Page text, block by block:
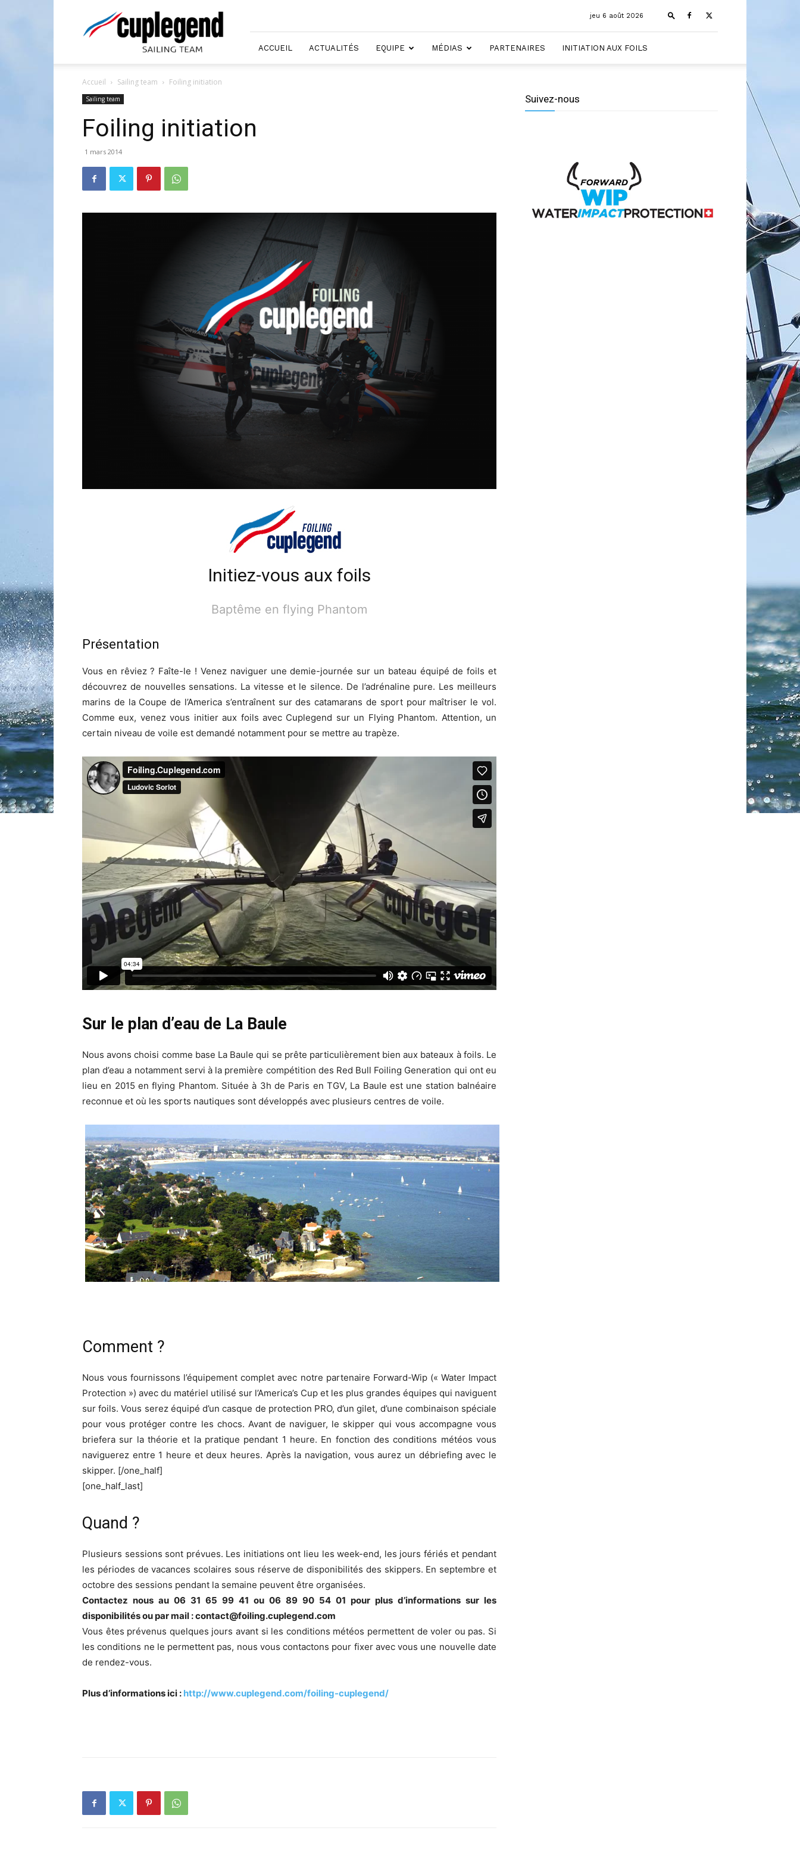
Cuplegend
jeu 6 août 2026
ACCUEIL ACTUALITÉS EQUIPE MÉDIAS PARTENAIRES INITIATION AUX FOILS
Accueil Sailing team Foiling initiation
Sailing team
Foiling initiation
1 mars 2014
Initiez-vous aux foils
Baptême en flying Phantom
Présentation
Vous en rêviez ? Faîte-le ! Venez naviguer une demie-journée sur un bateau équipé de foils et
découvrez de nouvelles sensations. La vitesse et le silence. De l’adrénaline pure. Les meilleurs
marins de la Coupe de l’America s’entraînent sur des catamarans de sport pour maîtriser le vol.
Comme eux, venez vous initier aux foils avec Cuplegend sur un Flying Phantom. Attention, un
certain niveau de voile est demandé notamment pour se mettre au trapèze.
Sur le plan d’eau de La Baule
Nous avons choisi comme base La Baule qui se prête particulièrement bien aux bateaux à foils. Le
plan d’eau a notamment servi à la première compétition des Red Bull Foiling Generation qui ont eu
lieu en 2015 en flying Phantom. Située à 3h de Paris en TGV, La Baule est une station balnéaire
reconnue et où les sports nautiques sont développés avec plusieurs centres de voile.
Comment ?
Nous vous fournissons l’équipement complet avec notre partenaire Forward-Wip (« Water Impact
Protection ») avec du matériel utilisé sur l’America’s Cup et les plus grandes équipes qui naviguent
sur foils. Vous serez équipé d’un casque de protection PRO, d’un gilet, d’une combinaison spéciale
pour vous protéger contre les chocs. Avant de naviguer, le skipper qui vous accompagne vous
briefera sur la théorie et la pratique pendant 1 heure. En fonction des conditions météos vous
naviguerez entre 1 heure et deux heures. Après la navigation, vous aurez un débriefing avec le
skipper. [/one_half]
[one_half_last]
Quand ?
Plusieurs sessions sont prévues. Les initiations ont lieu les week-end, les jours fériés et pendant
les périodes de vacances scolaires sous réserve de disponibilités des skippers. En septembre et
octobre des sessions pendant la semaine peuvent être organisées.
Contactez nous au 06 31 65 99 41 ou 06 89 90 54 01 pour plus d’informations sur les
disponibilités ou par mail : contact@foiling.cuplegend.com
Vous êtes prévenus quelques jours avant si les conditions météos permettent de voler ou pas. Si
les conditions ne le permettent pas, nous vous contactons pour fixer avec vous une nouvelle date
de rendez-vous.
Plus d’informations ici : http://www.cuplegend.com/foiling-cuplegend/
Suivez-nous